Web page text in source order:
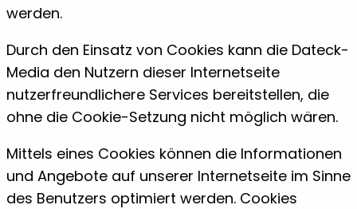
werden.
Durch den Einsatz von Cookies kann die Dateck-
Media den Nutzern dieser Internetseite
nutzerfreundlichere Services bereitstellen, die
ohne die Cookie-Setzung nicht möglich wären.
Mittels eines Cookies können die Informationen
und Angebote auf unserer Internetseite im Sinne
des Benutzers optimiert werden. Cookies